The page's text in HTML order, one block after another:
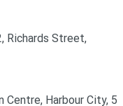
Richards Street,
Centre, Harbour City, 5